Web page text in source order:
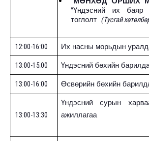
“Үндэсний их баяр
тоглолт (Тусгай
12:00-16:00 Их насны морьдын
13:00-15:00 Үндэсний бөхийн
13:00-16:00 Өсвөрийн бөхийн
13:00-13:30
Үндэсний сурын
ажиллагаа